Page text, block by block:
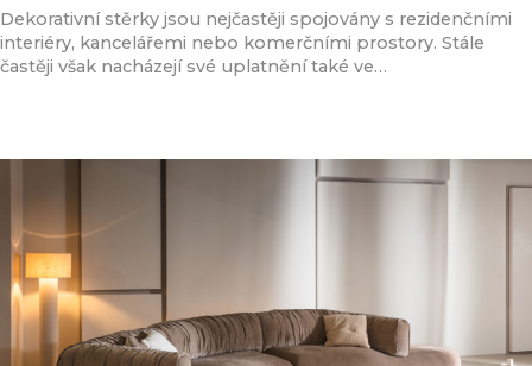
Dekorativní stěrky jsou nejčastěji spojovány s rezidenčními
interiéry, kancelářemi nebo komerčními prostory. Stále
častěji však nacházejí své uplatnění také ve…